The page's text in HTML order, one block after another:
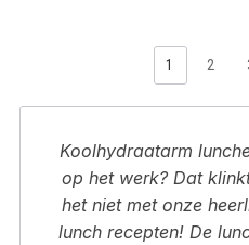
1 2
Koolhydraatarm
op het werk? Dat
het niet met onze
lunch recepten! De